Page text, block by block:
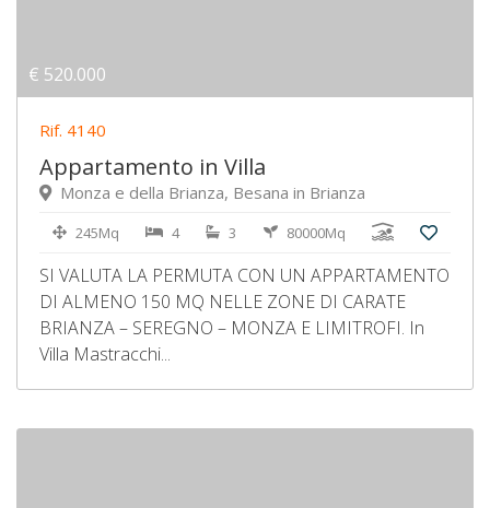
€ 520.000
Rif. 4140
Appartamento in Villa
Monza e della Brianza, Besana in Brianza
245Mq 4 3 80000Mq
SI VALUTA LA PERMUTA CON UN APPARTAMENTO
DI ALMENO 150 MQ NELLE ZONE DI CARATE
BRIANZA – SEREGNO – MONZA E LIMITROFI. In
Villa Mastracchi...